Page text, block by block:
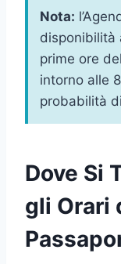
Nota:
disponibilità
prime ore
intorno alle
probabilità
Dove Si
gli Orari